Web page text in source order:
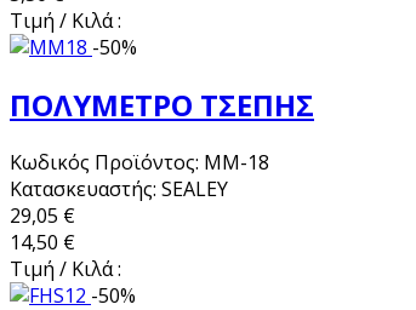
Τιμή / Κιλά :
-50%
ΠΟΛΥΜΕΤΡΟ ΤΣΕΠΗΣ
Κωδικός Προϊόντος: MM-18
Κατασκευαστής: SEALEY
29,05 €
14,50 €
Τιμή / Κιλά :
-50%